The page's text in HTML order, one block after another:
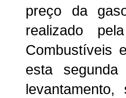
preço da
realizado
Combustíveis
esta